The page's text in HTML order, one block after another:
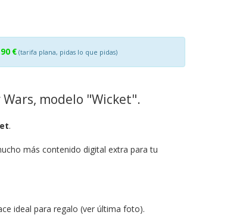
€ (tarifa plana, pidas lo que pidas)
modelo "Wicket".
.
más contenido digital extra para tu
ideal para regalo (ver última foto).